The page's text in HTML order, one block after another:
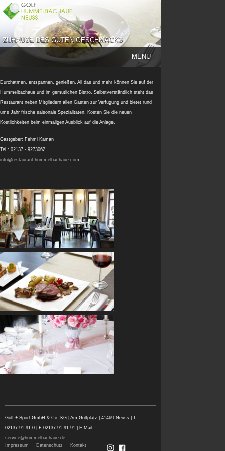
ZUHAUSE DES GUTEN GESCHMACKS
MENU
Durchatmen, entspannen, genießen. All das und mehr können Sie auf der
Hummelbachaue und im gemütlichen Bistro. Selbstverständlich steht das
Restaurant neben Mitgliedern allen Gästen zur Verfügung und bietet rund
ums Jahr frische saisonale Spezialitäten. Kosten Sie die neuen
Köstlichkeiten beim einmaligen Ausblick auf die Anlage.
Gastgeber: Fehmi Kaman
Tel.: 02137 - 9273062
info@restaurant-hummelbachaue.com
Impressum Datenschutz Kontakt
Golf + Sport GmbH & Co. KG | Am Golfplatz | 41469 Neuss | T
02137 91 91-0 | F 02137 91 91-91 | E-Mail
service@hummelbachaue.de